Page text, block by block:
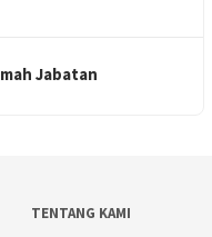
Jabatan
TENTANG KAMI